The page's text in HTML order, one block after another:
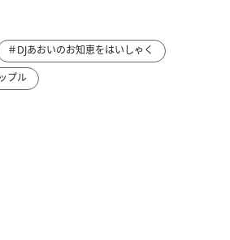
＃DJあおいのお知恵をはいしゃく
プル